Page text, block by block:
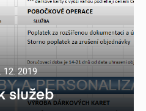
12. 2019
služeb